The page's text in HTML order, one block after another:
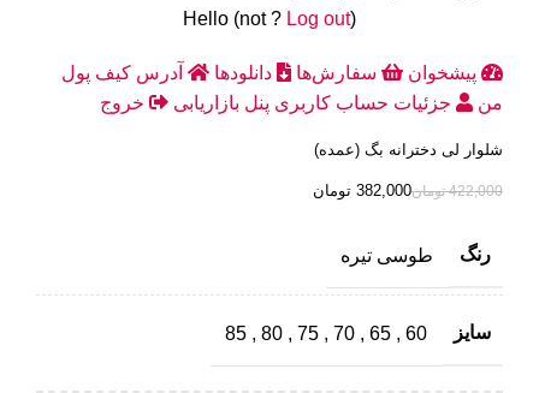
Hello (not? Log out)
پیشخوان سفارش‌ها دانلودها آدرس کیف پول
من
جزئیات حساب کاربری پنل بازاریابی خروج
شلوار لی دخترانه بگ (عمده)
422,000 تومان382,000 تومان
رنگ طوسی تیره
سایز 60
,
65
,
70
,
75
,
80
,
85